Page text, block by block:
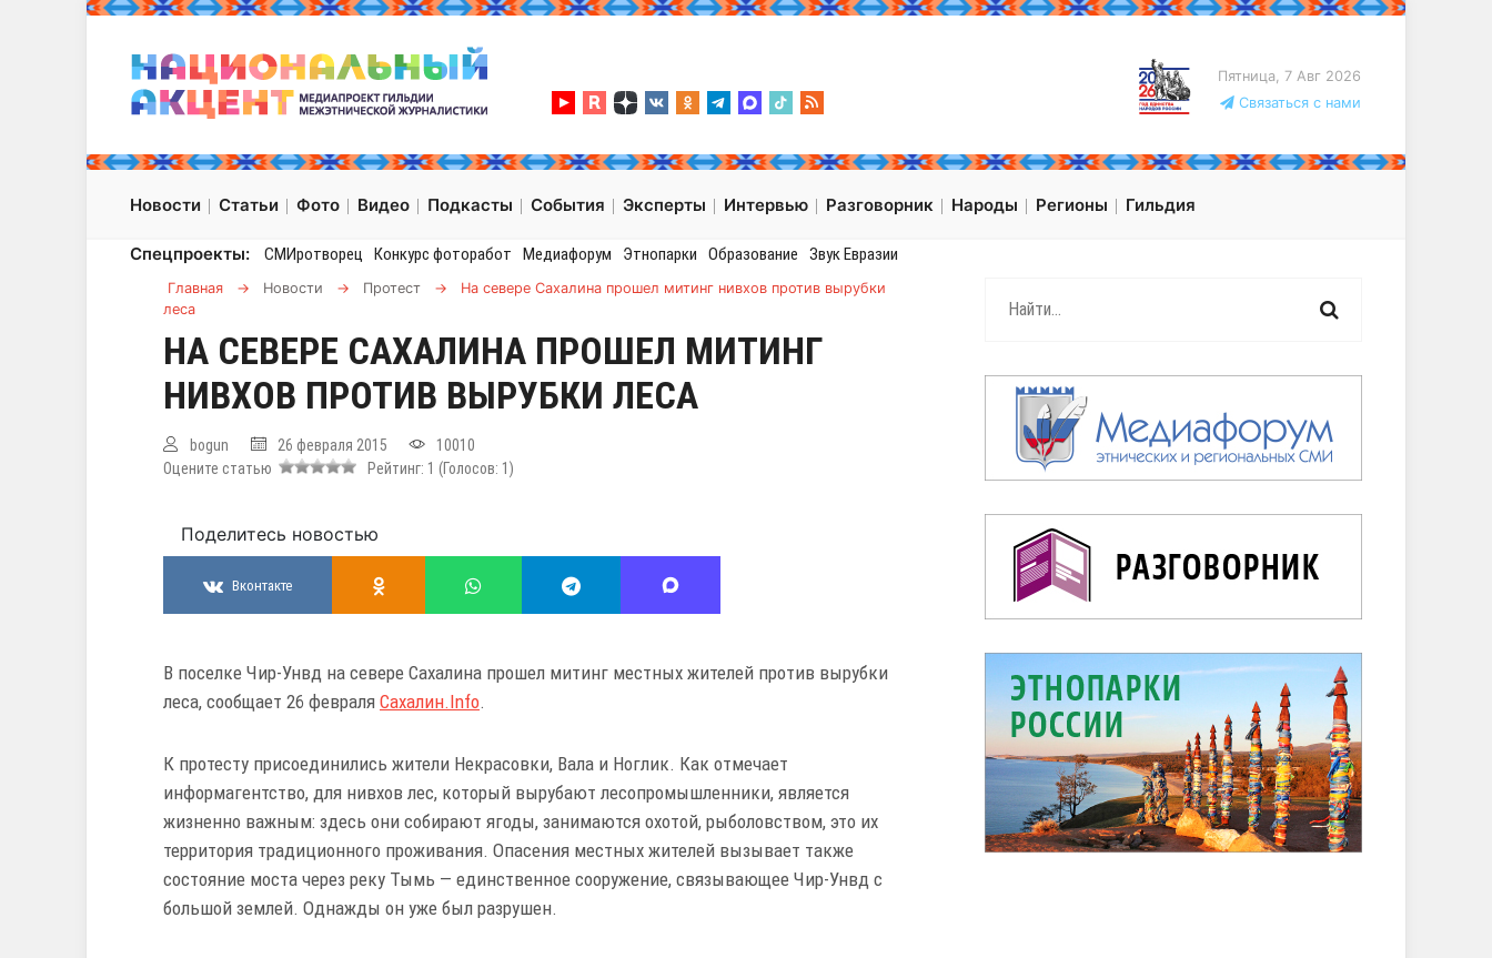
Пятница, 7 Авг 2026
Связаться с нами
Новости Статьи Фото Видео Подкасты События Эксперты Интервью Разговорник Народы Регионы Гильдия
Спецпроекты: СМИротворец Конкурс фоторабот Медиафорум Этнопарки Образование Звук Евразии
Главная → Новости → Протест →
На севере Сахалина прошел митинг нивхов против вырубки
леса
НА СЕВЕРЕ САХАЛИНА ПРОШЕЛ МИТИНГ
НИВХОВ ПРОТИВ ВЫРУБКИ ЛЕСА
bogun 26 февраля 2015
10010
Оцените статью
Рейтинг: 1 (Голосов: 1 )
Поделитесь новостью
Вконтакте
В поселке Чир-Унвд на севере Сахалина прошел митинг местных жителей против вырубки
леса, сообщает 26 февраля Сахалин.Info.
К протесту присоединились жители Некрасовки, Вала и Ноглик. Как отмечает
информагентство, для нивхов лес, который вырубают лесопромышленники, является
жизненно важным: здесь они собирают ягоды, занимаются охотой, рыболовством, это их
территория традиционного проживания. Опасения местных жителей вызывает также
состояние моста через реку Тымь — единственное сооружение, связывающее Чир-Унвд с
большой землей. Однажды он уже был разрушен.